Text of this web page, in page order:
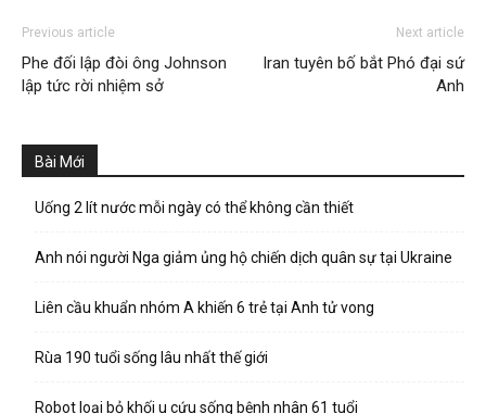
Previous article
Phe đối lập đòi ông Johnson
lập tức rời nhiệm sở
Next article
Iran tuyên bố bắt Phó đại sứ
Anh
Bài Mới
Uống 2 lít nước mỗi ngày có thể không cần thiết
Anh nói người Nga giảm ủng hộ chiến dịch quân sự tại Ukraine
Liên cầu khuẩn nhóm A khiến 6 trẻ tại Anh tử vong
Rùa 190 tuổi sống lâu nhất thế giới
Robot loại bỏ khối u cứu sống bệnh nhân 61 tuổi